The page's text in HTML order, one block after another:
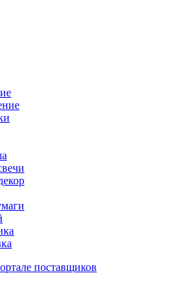
поставщиков